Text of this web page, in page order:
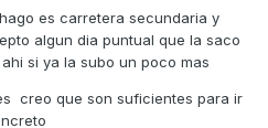
es carretera secundaria y
algun dia puntual que la saco
si ya la subo un poco mas
creo que son suficientes para ir